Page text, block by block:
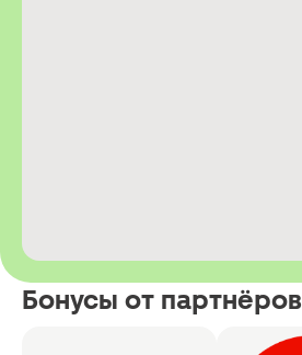
Бонусы от партнёров